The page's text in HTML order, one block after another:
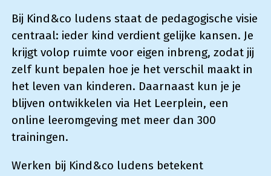
Bij Kind&co ludens staat de pedagogische visie
centraal: ieder kind verdient gelijke kansen. Je
krijgt volop ruimte voor eigen inbreng, zodat jij
zelf kunt bepalen hoe je het verschil maakt in
het leven van kinderen. Daarnaast kun je je
blijven ontwikkelen via Het Leerplein, een
online leeromgeving met meer dan 300
trainingen.
Werken bij Kind&co ludens betekent